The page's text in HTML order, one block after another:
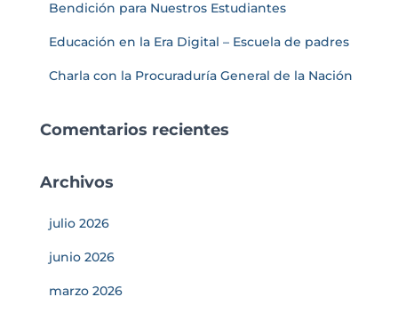
Bendición para Nuestros Estudiantes
Educación en la Era Digital – Escuela de padres
Charla con la Procuraduría General de la Nación
Comentarios recientes
Archivos
julio 2026
junio 2026
marzo 2026